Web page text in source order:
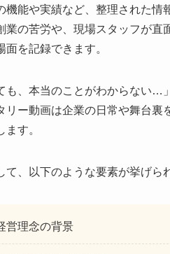
機能や実績など、整理された情
業の苦労や、現場スタッフが
を記録できます。
も、本当のことがわからない
リー動画は企業の日常や舞台
す。
、以下のような要素が挙げら
営理念の背景